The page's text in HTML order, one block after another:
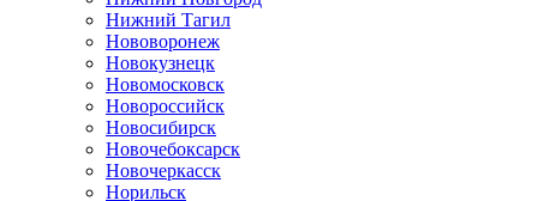
Нижний Тагил
Нововоронеж
Новокузнецк
Новомосковск
Новороссийск
Новосибирск
Новочебоксарск
Новочеркасск
Норильск